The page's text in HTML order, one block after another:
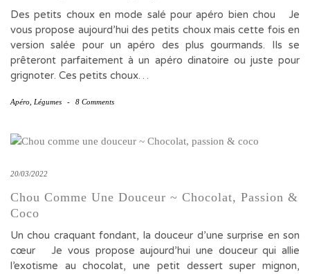
Des petits choux en mode salé pour apéro bien chou Je
vous propose aujourd’hui des petits choux mais cette fois en
version salée pour un apéro des plus gourmands. Ils se
prêteront parfaitement à un apéro dinatoire ou juste pour
grignoter. Ces petits choux…
Apéro Légumes - 8 Comments
20/03/2022
Chou Comme Une Douceur ~ Chocolat, Passion &
Coco
Un chou craquant fondant, la douceur d’une surprise en son
cœur Je vous propose aujourd’hui une douceur qui allie
l’exotisme au chocolat, une petit dessert super mignon,